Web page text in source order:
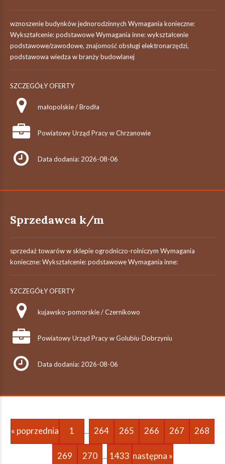
wznoszenie budynków jednorodzinnych Wymagania konieczne:
Wykształcenie: podstawowe Wymagania inne: wykształcenie
podstawowe/zawodowe, znajomość obsługi elektronarzędzi,
podstawowa wiedza w branży budowlanej
SZCZEGÓŁY OFERTY
małopolskie / Brodła
Powiatowy Urząd Pracy w Chrzanowie
Data dodania: 2026-08-06
Sprzedawca k/m
sprzedaż towarów w sklepie ogrodniczo-rolniczym Wymagania
konieczne: Wykształcenie: podstawowe Wymagania inne:
SZCZEGÓŁY OFERTY
kujawsko-pomorskie / Czernikowo
Powiatowy Urząd Pracy w Golubiu-Dobrzyniu
Data dodania: 2026-08-06
« poprzednia 1 ... 264 265 266 267 268
269 270 ... 1433 następna »